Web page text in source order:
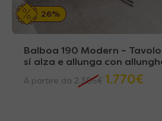
26%
Balboa 190 Modern –
si alza e allunga con
A partire da 2.386€ 1.770€